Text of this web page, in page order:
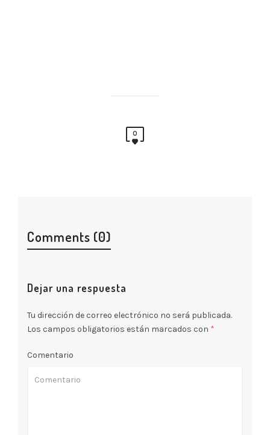
0
Comments (0)
Dejar una respuesta
Tu dirección de correo electrónico no será publicada.
Los campos obligatorios están marcados con *
Comentario